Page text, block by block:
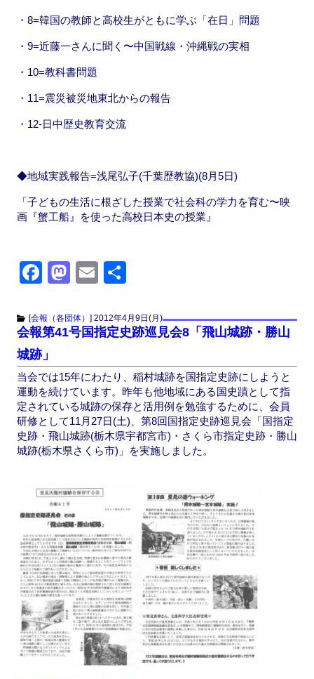
・8=韓国の教師と高校生がともに学ぶ「在日」問題
・9=近藤一さんに聞く〜中国戦線・沖縄戦の実相
・10=教科書問題
・11=震災被災地東北からの報告
・12-日中歴史教育交流
◆地域実践報告=浅尾弘子(千葉歴教協)(8月5日)
「子どもの生活に根ざした授業で社会科の学力を育む〜映
画『蟹工船』を使った高校日本史の授業』
F
c
e
b
o
o
k
M
st
o
d
o
n
E
ail
[会報（各団体） ] 2012年4月9日(月)
会報第41号国指定史跡巡見会8「飛山城跡・勝山
城跡」
当会では15年にわたり、稲村城跡を国指定史跡にしようと
運動を続けています。昨年も他地域にある国史蹟として指
定されている城跡の保存と活用例を勉強するために、会員
研修として11月27日(土)、第8回国指定史跡巡見会「国指定
史跡・飛山城跡(栃木県宇都宮市)・さくら市指定史跡・勝山
城跡(栃木県さくら市)」を実施しました。